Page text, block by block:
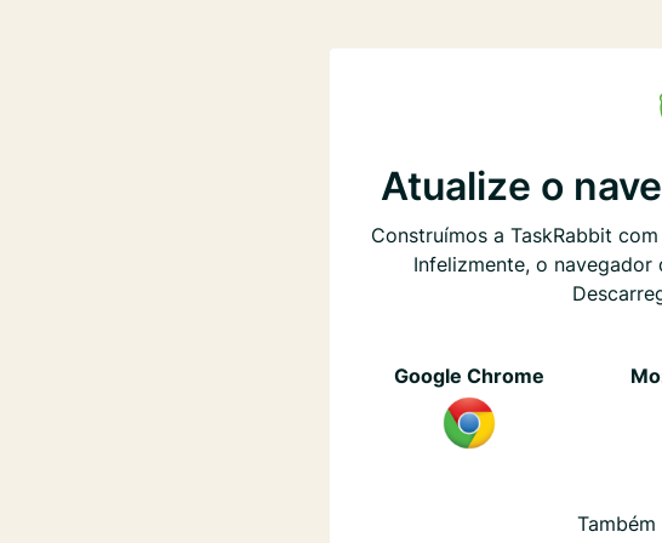
Atualize o
Construímos a TaskRabbit
Infelizmente, o
Google Chrome